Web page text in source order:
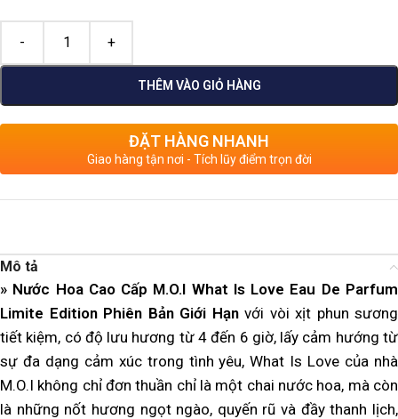
THÊM VÀO GIỎ HÀNG
ĐẶT HÀNG NHANH
Giao hàng tận nơi - Tích lũy điểm trọn đời
Mô tả
» Nước Hoa Cao Cấp M.O.I What Is Love Eau De Parfum
Limite Edition Phiên Bản Giới Hạn với vòi xịt phun sương
tiết kiệm, có độ lưu hương từ 4 đến 6 giờ, lấy cảm hướng từ
sự đa dạng cảm xúc trong tình yêu, What Is Love của nhà
M.O.I không chỉ đơn thuần chỉ là một chai nước hoa, mà còn
là những nốt hương ngọt ngào, quyến rũ và đầy thanh lịch,